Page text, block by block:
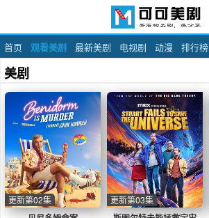
可可美剧网
首页 观看美剧 最新美剧 电视剧 动漫 排行榜
美剧
更新第02集 更新第03集